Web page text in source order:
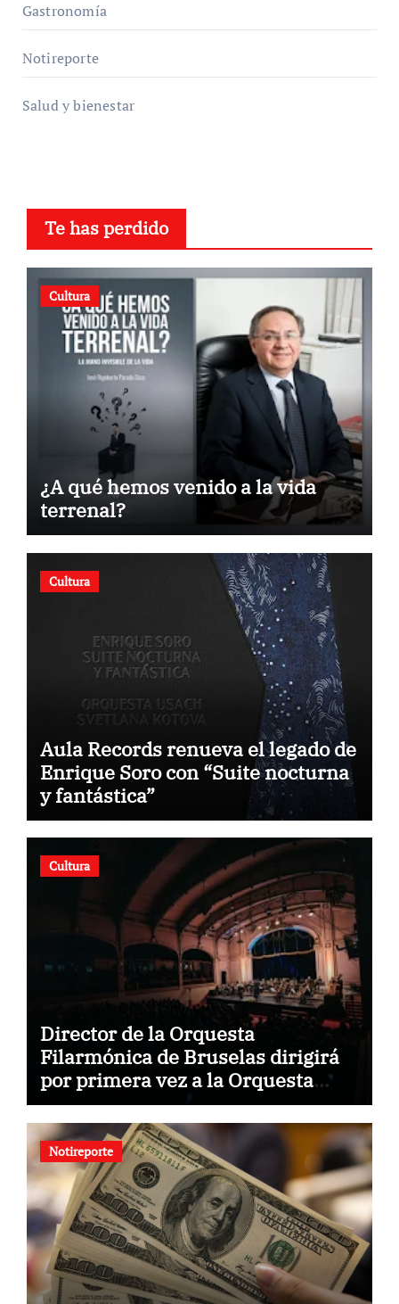
Gastronomía
Notireporte
Salud y bienestar
Te has perdido
Cultura
¿A qué hemos venido a la vida
terrenal?
Cultura
Aula Records renueva el legado de
Enrique Soro con “Suite nocturna
y fantástica”
Cultura
Director de la Orquesta
Filarmónica de Bruselas dirigirá
por primera vez a la Orquesta
Usach
Notireporte